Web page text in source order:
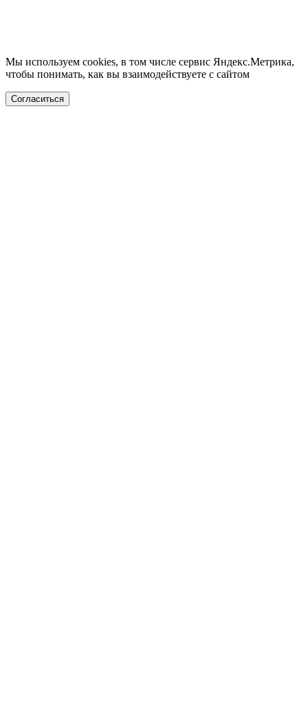
Мы используем cookies, в том числе сервис Яндекс.Метрика,
чтобы понимать, как вы взаимодействуете с сайтом
Согласиться